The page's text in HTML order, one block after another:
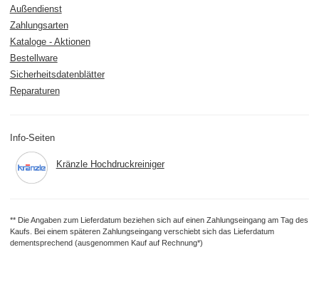
Außendienst
Zahlungsarten
Kataloge - Aktionen
Bestellware
Sicherheitsdatenblätter
Reparaturen
Info-Seiten
Kränzle Hochdruckreiniger
** Die Angaben zum Lieferdatum beziehen sich auf einen Zahlungseingang am Tag des
Kaufs. Bei einem späteren Zahlungseingang verschiebt sich das Lieferdatum
dementsprechend (ausgenommen Kauf auf Rechnung*)